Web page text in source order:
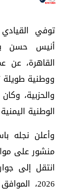
توفي
أنيس حسن
ووطنية طويلة
والحزبية،
الوطنية
وأعلن نجله
منشور على